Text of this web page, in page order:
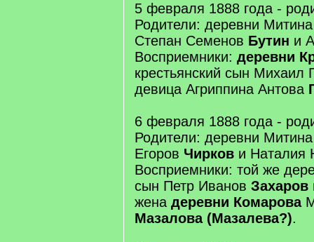
5 февраля 1888 года -
Родители: деревни Митина
Степан Семенов Бутин и
Восприемники: деревни
крестьянский сын Михаил
девица Агриппина Антова
6 февраля 1888 года -
Родители: деревни
Егоров Чирков и Наталия
Восприемники: той же
сын Петр Иванов Захаров
жена деревни Комарова
Мазалова (Мазалева?).